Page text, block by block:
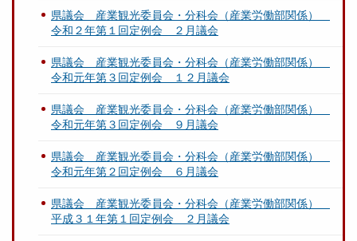
県議会 産業観光委員会・分科会（産業労働部関係）
令和２年第１回定例会 ２月議会
県議会 産業観光委員会・分科会（産業労働部関係）
令和元年第３回定例会 １２月議会
県議会 産業観光委員会・分科会（産業労働部関係）
令和元年第３回定例会 ９月議会
県議会 産業観光委員会・分科会（産業労働部関係）
令和元年第２回定例会 ６月議会
県議会 産業観光委員会・分科会（産業労働部関係）
平成３１年第１回定例会 ２月議会